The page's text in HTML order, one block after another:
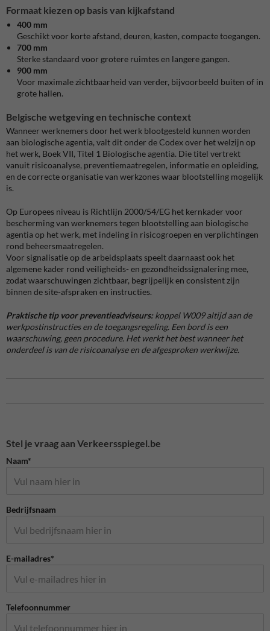
Formaat kiezen op basis van kijkafstand
400 mm
Geschikt voor korte afstand, deuren, kasten, compacte toegangen.
700 mm
Sterke standaard voor grotere ruimtes en langere gangen.
900 mm
Voor maximale zichtbaarheid van verder, bijvoorbeeld buiten of in
grote hallen.
Belgische wetgeving en technische context
Wanneer werknemers door het werk blootgesteld kunnen worden
aan biologische agentia, valt dit onder de Codex over het welzijn op
het werk, Boek VII, Titel 1 Biologische agentia. Die titel vertrekt
vanuit risicoanalyse, preventiemaatregelen, informatie en opleiding,
en de correcte organisatie van werkzones waar blootstelling mogelijk
is.
Op Europees niveau is Richtlijn 2000/54/EG het kernkader voor
bescherming van werknemers tegen blootstelling aan biologische
agentia op het werk, met indeling in risicogroepen en verplichtingen
rond beheersmaatregelen.
Voor signalisatie op de arbeidsplaats speelt daarnaast ook het
algemene kader rond veiligheids- en gezondheidssignalering mee,
zodat waarschuwingen zichtbaar, begrijpelijk en consistent zijn
binnen de site-afspraken en instructies.
Praktische tip voor preventieadviseurs:koppel W009 altijd aan de
werkpostinstructies en de toegangsregeling. Een bord is een
waarschuwing, geen procedure. Het werkt het best wanneer het
onderdeel is van de risicoanalyse en de afgesproken werkwijze.
Stel je vraag aan Verkeersspiegel.be
Naam*
Bedrijfsnaam
E-mailadres*
Telefoonnummer